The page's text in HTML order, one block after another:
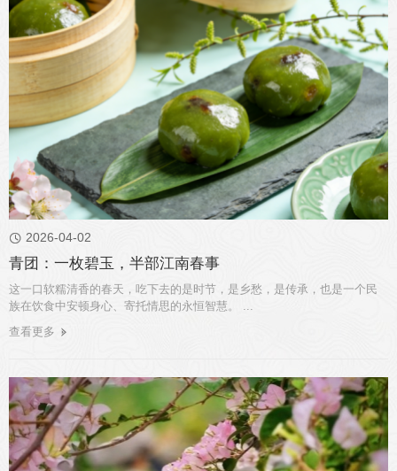
 2026-04-02
青团：一枚碧玉，半部江南春事
这一口软糯清香的春天，吃下去的是时节，是乡愁，是传承，也是一个民
族在饮食中安顿身心、寄托情思的永恒智慧。 ...
查看更多